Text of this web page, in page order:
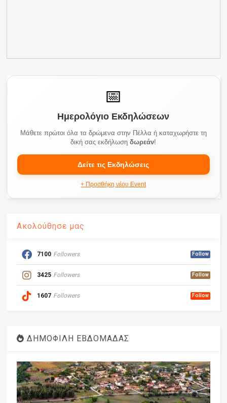
📅
Ημερολόγιο Εκδηλώσεων
Μάθετε πρώτοι όλα τα δρώμενα στην Πέλλα ή καταχωρήστε τη
δική σας εκδήλωσηδωρεάν!
Δείτε τις Εκδηλώσεις
+ Προσθήκη νέου Event
Ακολούθησε μας
7100 Followers Follow
3425 Followers Follow
1607 Followers Follow
ΔΗΜΟΦΙΛΗ ΕΒΔΟΜΑΔΑΣ